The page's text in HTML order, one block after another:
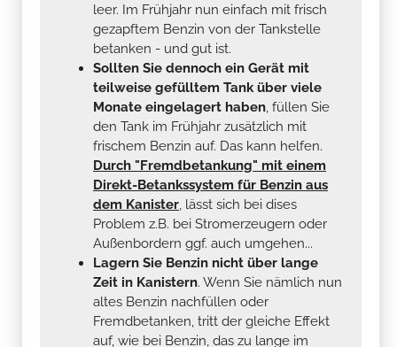
leer. Im Frühjahr nun einfach mit frisch
gezapftem Benzin von der Tankstelle
betanken - und gut ist.
Sollten Sie dennoch ein Gerät mit
teilweise gefülltem Tank über viele
Monate eingelagert haben, füllen Sie
den Tank im Frühjahr zusätzlich mit
frischem Benzin auf. Das kann helfen.
Durch "Fremdbetankung" mit einem
Direkt-Betankssystem für Benzin aus
dem Kanister, lässt sich bei dises
Problem z.B. bei Stromerzeugern oder
Außenbordern ggf. auch umgehen...
Lagern Sie Benzin nicht über lange
Zeit in Kanistern. Wenn Sie nämlich nun
altes Benzin nachfüllen oder
Fremdbetanken, tritt der gleiche Effekt
auf, wie bei Benzin, das zu lange im